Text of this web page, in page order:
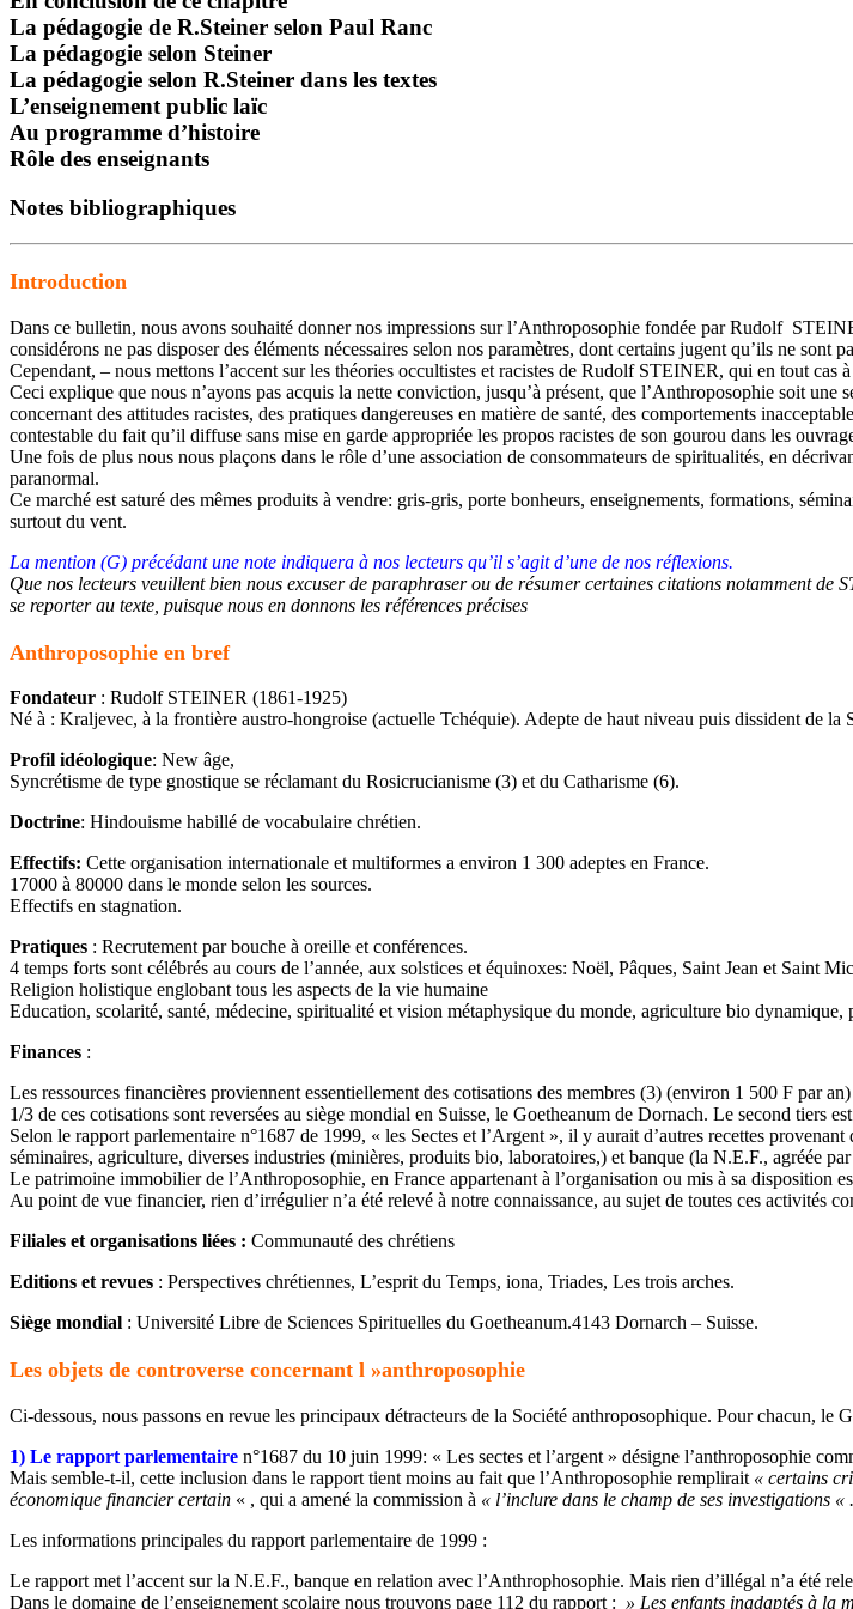
La pédagogie de R.Steiner selon Paul Ranc
La pédagogie selon Steiner
La pédagogie selon R.Steiner dans les textes
L’enseignement public laïc
Au programme d’histoire
Rôle des enseignants
Notes bibliographiques
Introduction
Dans ce bulletin, nous avons souhaité donner nos impressions sur l’Anthroposophie fondée par Rudolf
considérons ne pas disposer des éléments nécessaires selon nos paramètres, dont certains jugent qu’ils ne sont
Cependant, – nous mettons l’accent sur les théories occultistes et racistes de Rudolf STEINER, qui en tout cas
Ceci explique que nous n’ayons pas acquis la nette conviction, jusqu’à présent, que l’Anthroposophie soit
concernant des attitudes racistes, des pratiques dangereuses en matière de santé, des comportements
contestable du fait qu’il diffuse sans mise en garde appropriée les propos racistes de son gourou dans les
Une fois de plus nous nous plaçons dans le rôle d’une association de consommateurs de spiritualités, en
paranormal.
Ce marché est saturé des mêmes produits à vendre: gris-gris, porte bonheurs, enseignements, formations,
surtout du vent.
La mention (G) précédant une note indiquera à nos lecteurs qu’il s’agit d’une de nos réflexions.
Que nos lecteurs veuillent bien nous excuser de paraphraser ou de résumer certaines citations notamment
se reporter au texte, puisque nous en donnons les références précises
Anthroposophie en bref
Fondateur : Rudolf STEINER (1861-1925)
Né à : Kraljevec, à la frontière austro-hongroise (actuelle Tchéquie). Adepte de haut niveau puis dissident de
Profil idéologique: New âge,
Syncrétisme de type gnostique se réclamant du Rosicrucianisme (3) et du Catharisme (6).
Doctrine: Hindouisme habillé de vocabulaire chrétien.
Effectifs: Cette organisation internationale et multiformes a environ 1 300 adeptes en France.
17000 à 80000 dans le monde selon les sources.
Effectifs en stagnation.
Pratiques : Recrutement par bouche à oreille et conférences.
4 temps forts sont célébrés au cours de l’année, aux solstices et équinoxes: Noël, Pâques, Saint Jean et Saint
Religion holistique englobant tous les aspects de la vie humaine
Education, scolarité, santé, médecine, spiritualité et vision métaphysique du monde, agriculture bio
Finances :
Les ressources financières proviennent essentiellement des cotisations des membres (3) (environ 1 500 F par
1/3 de ces cotisations sont reversées au siège mondial en Suisse, le Goetheanum de Dornach. Le second tiers
Selon le rapport parlementaire n°1687 de 1999, « les Sectes et l’Argent », il y aurait d’autres recettes
séminaires, agriculture, diverses industries (minières, produits bio, laboratoires,) et banque (la N.E.F., agréée
Le patrimoine immobilier de l’Anthroposophie, en France appartenant à l’organisation ou mis à sa disposition
Au point de vue financier, rien d’irrégulier n’a été relevé à notre connaissance, au sujet de toutes ces activités
Filiales et organisations liées : Communauté des chrétiens
Editions et revues : Perspectives chrétiennes, L’esprit du Temps, iona, Triades, Les trois arches.
Siège mondial : Université Libre de Sciences Spirituelles du Goetheanum.4143 Dornarch – Suisse.
Les objets de controverse concernant l »anthroposophie
Ci-dessous, nous passons en revue les principaux détracteurs de la Société anthroposophique. Pour chacun, le
1) Le rapport parlementaire n°1687 du 10 juin 1999: « Les sectes et l’argent » désigne l’anthroposophie
Mais semble-t-il, cette inclusion dans le rapport tient moins au fait que l’Anthroposophie remplirait « certains
économique financier certain « , qui a amené la commission à « l’inclure dans le champ de ses investigations « .
Les informations principales du rapport parlementaire de 1999 :
Le rapport met l’accent sur la N.E.F., banque en relation avec l’Anthrophosophie. Mais rien d’illégal n’a été
Dans le domaine de l’enseignement scolaire nous trouvons page 112 du rapport : » Les enfants inadaptés à la